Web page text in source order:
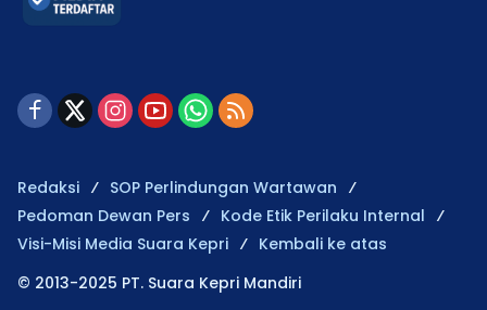
Redaksi
SOP Perlindungan Wartawan
Pedoman Dewan Pers
Kode Etik Perilaku Internal
Visi-Misi Media Suara Kepri
Kembali ke atas
© 2013-2025 PT. Suara Kepri Mandiri